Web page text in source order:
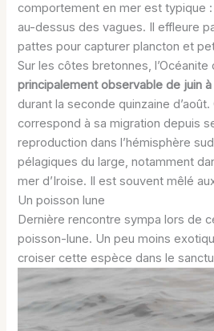
comportement en mer est typique
au-dessus des vagues. Il effleure
pattes pour capturer plancton et
Sur les côtes bretonnes, l’Océanite
principalement observable de juin
durant la seconde quinzaine
correspond à sa migration depuis
reproduction dans l’hémisphère
pélagiques du large, notamment
mer d’Iroise. Il est souvent mêlé
Un poisson lune
Dernière rencontre sympa lors de
poisson-lune. Un peu moins
croiser cette espèce dans le